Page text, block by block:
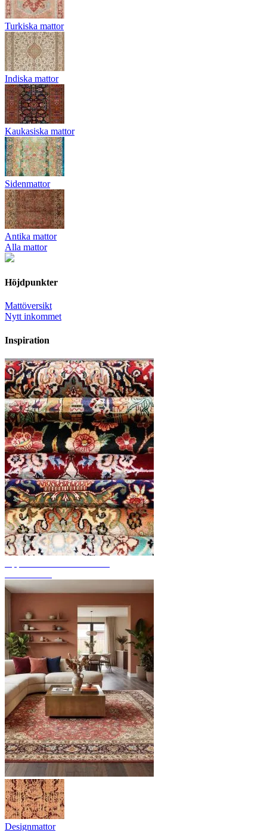
Turkiska mattor
Indiska mattor
Kaukasiska mattor
Sidenmattor
Antika mattor
Alla mattor
Höjdpunkter
Mattöversikt
Nytt inkommet
Inspiration
Designmattor